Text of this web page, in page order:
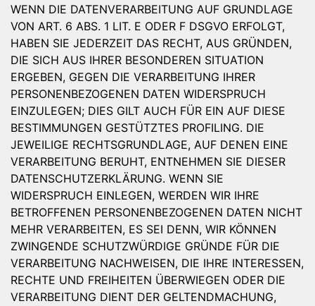
WENN DIE DATENVERARBEITUNG AUF GRUNDLAGE
VON ART. 6 ABS. 1 LIT. E ODER F DSGVO ERFOLGT,
HABEN SIE JEDERZEIT DAS RECHT, AUS GRÜNDEN,
DIE SICH AUS IHRER BESONDEREN SITUATION
ERGEBEN, GEGEN DIE VERARBEITUNG IHRER
PERSONENBEZOGENEN DATEN WIDERSPRUCH
EINZULEGEN; DIES GILT AUCH FÜR EIN AUF DIESE
BESTIMMUNGEN GESTÜTZTES PROFILING. DIE
JEWEILIGE RECHTSGRUNDLAGE, AUF DENEN EINE
VERARBEITUNG BERUHT, ENTNEHMEN SIE DIESER
DATENSCHUTZERKLÄRUNG. WENN SIE
WIDERSPRUCH EINLEGEN, WERDEN WIR IHRE
BETROFFENEN PERSONENBEZOGENEN DATEN NICHT
MEHR VERARBEITEN, ES SEI DENN, WIR KÖNNEN
ZWINGENDE SCHUTZWÜRDIGE GRÜNDE FÜR DIE
VERARBEITUNG NACHWEISEN, DIE IHRE INTERESSEN,
RECHTE UND FREIHEITEN ÜBERWIEGEN ODER DIE
VERARBEITUNG DIENT DER GELTENDMACHUNG,